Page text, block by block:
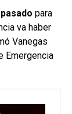
para
va haber
Vanegas
Emergencia